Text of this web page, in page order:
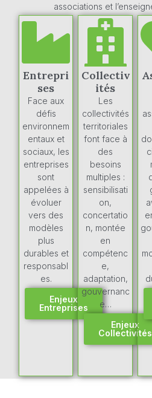
associations et
Entrepri
ses
Face aux
défis
environnem
entaux et
sociaux, les
entreprises
sont
appelées à
évoluer
vers des
modèles
plus
durables et
responsabl
es.
Enjeux
Entreprises
Collectiv
ités
Les
collectivités
territoriales
font face à
des
besoins
multiples :
sensibilisati
on,
concertatio
n, montée
en
compétenc
e,
adaptation,
gouvernanc
e…
Enjeux
Collectivités